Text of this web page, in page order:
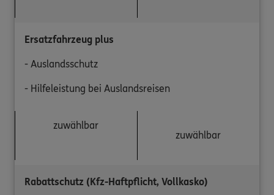
Ersatzfahrzeug plus
- Auslandsschutz
- Hilfeleistung bei Auslandsreisen
zuwählbar
zuwählbar
Rabattschutz (Kfz-Haftpflicht, Vollkasko)